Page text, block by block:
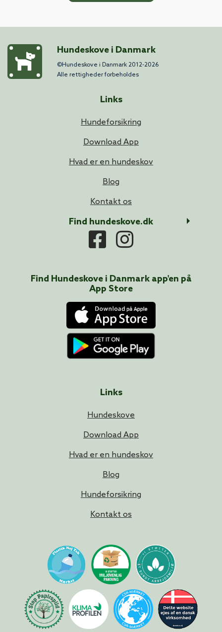
Hundeskove i Danmark
©Hundeskove i Danmark 2012-2026
Alle rettigheder forbeholdes
Links
Hundeskove
Download App
Hvad er en hundeskov
Blog
Hundeforsikring
Kontakt os
Links
Hundeforsikring
Download App
Hvad er en hundeskov
Blog
Kontakt os
Find hundeskove.dk
Find Hundeskove i Danmark app'en på
App Store